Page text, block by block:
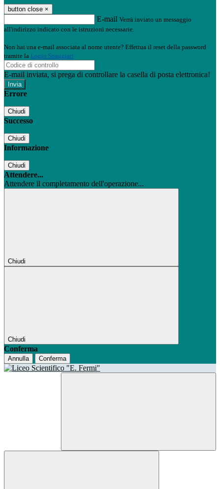
button close ×
E-mail Verrà inviato un messaggio
all'indirizzo indicato con le istruzioni necessarie.
Non hai una e-mail associata al nome utente? Effettua il reset della password
tramite la Login Spaggiari
E-mail inviata, si prega di controllare la casella di posta elettronica!
Errore
Chiudi
Successo
Chiudi
Informazione
Chiudi
Attendere...
Attendere il completamento dell'operazione...
Chiudi
Chiudi
Conferma
Annulla Conferma